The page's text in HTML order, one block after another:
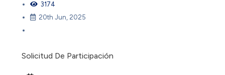
3174
20th Jun, 2025
Solicitud De Participación